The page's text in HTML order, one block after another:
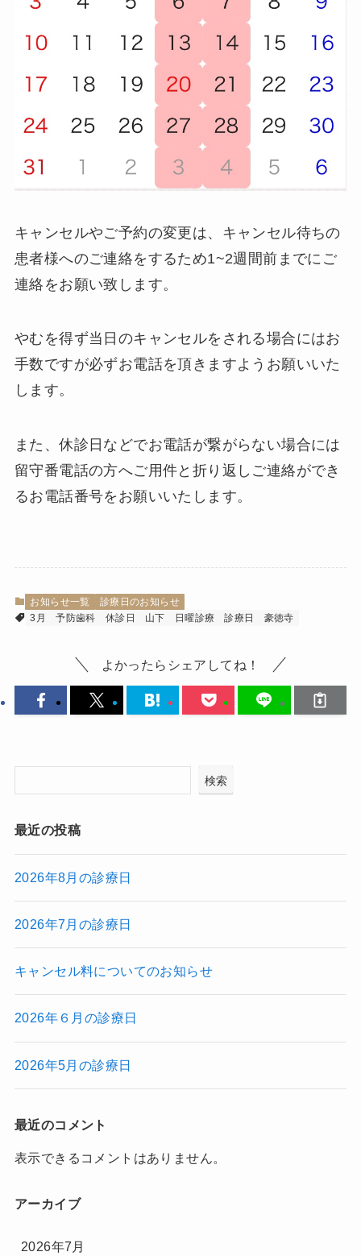
キャンセルやご予約の変更は、キャンセル待ちの
患者様へのご連絡をするため1~2週間前までにご
連絡をお願い致します。
やむを得ず当日のキャンセルをされる場合にはお
手数ですが必ずお電話を頂きますようお願いいた
します。
また、休診日などでお電話が繋がらない場合には
留守番電話の方へご用件と折り返しご連絡ができ
るお電話番号をお願いいたします。
お知らせ一覧
診療日のお知らせ
3月
予防歯科 休診日 山下 日曜診療 診療日 豪徳寺
よかったらシェアしてね！
検索
最近の投稿
2026年8月の診療日
2026年7月の診療日
キャンセル料についてのお知らせ
2026年６月の診療日
2026年5月の診療日
最近のコメント
表示できるコメントはありません。
アーカイブ
2026年7月